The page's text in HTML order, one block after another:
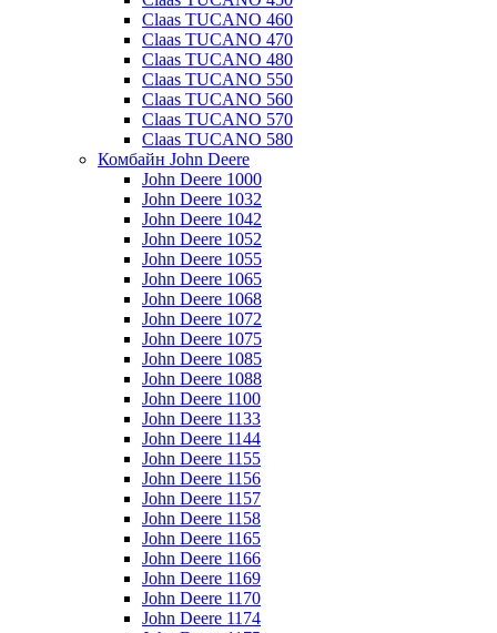
Claas TUCANO 460
Claas TUCANO 470
Claas TUCANO 480
Claas TUCANO 550
Claas TUCANO 560
Claas TUCANO 570
Claas TUCANO 580
Комбайн John Deere
John Deere 1000
John Deere 1032
John Deere 1042
John Deere 1052
John Deere 1055
John Deere 1065
John Deere 1068
John Deere 1072
John Deere 1075
John Deere 1085
John Deere 1088
John Deere 1100
John Deere 1133
John Deere 1144
John Deere 1155
John Deere 1156
John Deere 1157
John Deere 1158
John Deere 1165
John Deere 1166
John Deere 1169
John Deere 1170
John Deere 1174